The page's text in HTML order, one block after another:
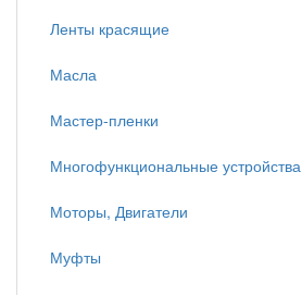
Ленты красящие
Масла
Мастер-пленки
Многофункциональные устройства
Моторы, Двигатели
Муфты